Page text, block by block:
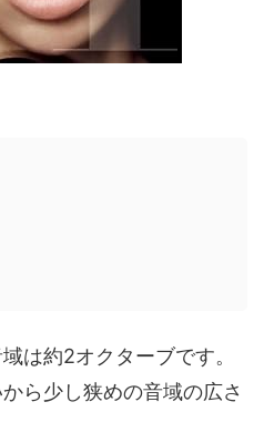
は約2オクターブです。
ら少し狭めの音域の広さ